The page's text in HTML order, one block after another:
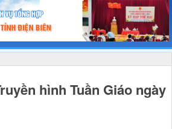
hình Tuần Giáo ngày